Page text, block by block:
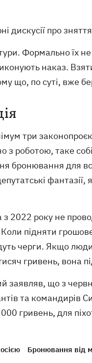
про
Формально їх
наказ.
що, по суті, вже
три
з роботою, таке
бронювання для
фантазії,
2022 року не
підняти
черги. Якщо
гривень,
що з
та командирів
гривень, для
Бронювання від